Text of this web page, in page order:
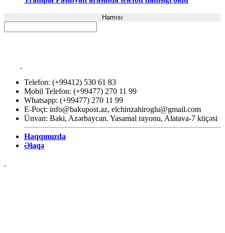
Hamısı
Telefon: (+99412) 530 61 83
Mobil Telefon: (+99477) 270 11 99
Whatsapp: (+99477) 270 11 99
E-Poçt: info@bakupost.az, elchinzahiroglu@gmail.com
Ünvan: Baki, Azərbaycan. Yasamal rayonu, Alatava-7 küçəsi
Haqqımızda
Əlaqə